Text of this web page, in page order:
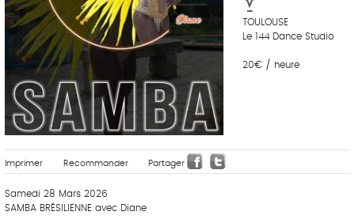
TOULOUSE
Le 144 Dance Studio
20€ / heure
Imprimer Recommander Partager
Samedi 28 Mars 2026
SAMBA BRÉSILIENNE avec Diane